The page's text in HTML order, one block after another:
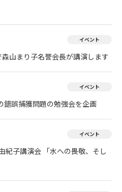
イベント
山まり子名誉会長が講演します
イベント
錯誤捕獲問題の勉強会を企画
イベント
紀子講演会 「水への畏敬、そし